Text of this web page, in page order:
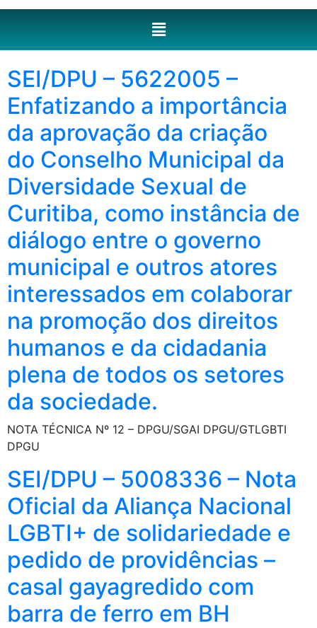
SEI/DPU – 5622005 –
Enfatizando a importância
da aprovação da criação
do Conselho Municipal da
Diversidade Sexual de
Curitiba, como instância de
diálogo entre o governo
municipal e outros atores
interessados em colaborar
na promoção dos direitos
humanos e da cidadania
plena de todos os setores
da sociedade.
NOTA TÉCNICA Nº 12 – DPGU/SGAI DPGU/GTLGBTI
DPGU
SEI/DPU – 5008336 – Nota
Oficial da Aliança Nacional
LGBTI+ de solidariedade e
pedido de providências –
casal gayagredido com
barra de ferro em BH